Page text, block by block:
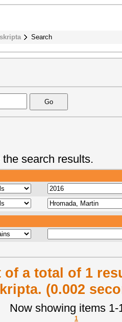
Search
search results.
of a total of 1
(0.002
Now showing items 1-
1